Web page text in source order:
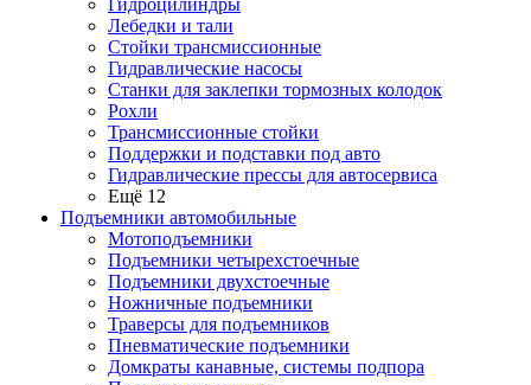
Гидроцилиндры
Лебедки и тали
Стойки трансмиссионные
Гидравлические насосы
Cтанки для заклепки тормозных колодок
Рохли
Трансмиссионные стойки
Поддержки и подставки под авто
Гидравлические прессы для автосервиса
Ещё 12
Подъемники автомобильные
Мотоподъемники
Подъемники четырехстоечные
Подъемники двухстоечные
Ножничные подъемники
Траверсы для подъемников
Пневматические подъемники
Домкраты канавные, системы подпора